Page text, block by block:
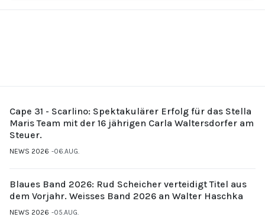
Cape 31 - Scarlino: Spektakulärer Erfolg für das Stella
Maris Team mit der 16 jährigen Carla Waltersdorfer am
Steuer.
NEWS 2026 06.AUG.
Blaues Band 2026: Rud Scheicher verteidigt Titel aus
dem Vorjahr. Weisses Band 2026 an Walter Haschka
NEWS 2026 05.AUG.